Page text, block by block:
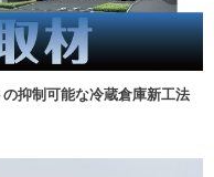
抑制可能な冷蔵倉庫新工法